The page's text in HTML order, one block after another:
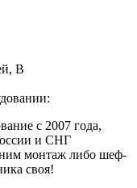
В
с 2007 года,
и СНГ
монтаж либо шеф-
своя!